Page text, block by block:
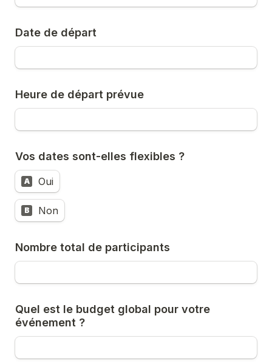
Date de départ
Heure de départ prévue
Vos dates sont-elles flexibles ?
A Oui
B Non
Nombre total de participants
Quel est le budget global pour votre
événement ?